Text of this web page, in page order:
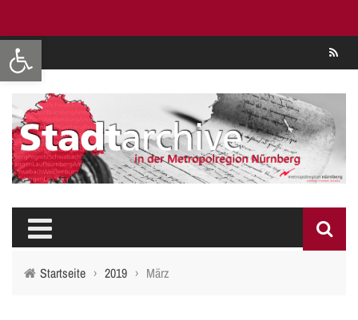
Werkzeugleiste öffnen
Startseite › 2019 › März